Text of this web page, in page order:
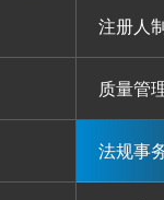
注册人
质量管
法规事